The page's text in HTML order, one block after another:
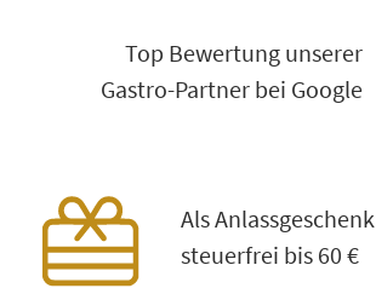
Top Bewertung unserer
Gastro-Partner bei Google
Als Anlassgeschenk
steuerfrei bis 60 €